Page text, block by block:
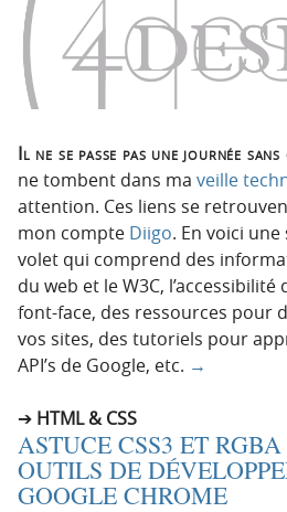
Il ne se passe pas une journée
ne tombent dans ma veille
attention. Ces liens se
mon compte Diigo. En voici
volet qui comprend des
du web et le W3C,
font-face, des ressources pour
vos sites, des tutoriels pour
API’s de Google, etc. →
HTML & CSS
ASTUCE CSS3 ET
OUTILS DE
GOOGLE CHROME